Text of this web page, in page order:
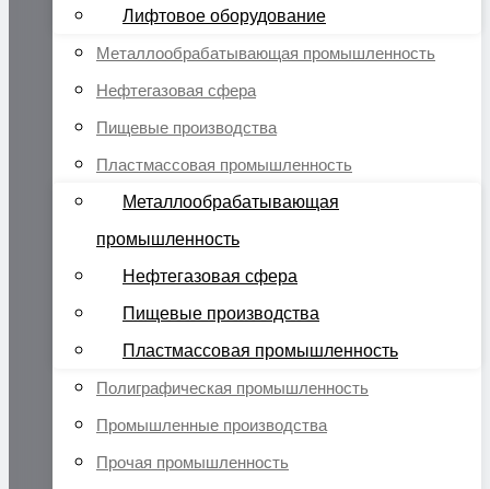
Лифтовое оборудование
Металлообрабатывающая промышленность
Нефтегазовая сфера
Пищевые производства
Пластмассовая промышленность
Металлообрабатывающая
промышленность
Нефтегазовая сфера
Пищевые производства
Пластмассовая промышленность
Полиграфическая промышленность
Промышленные производства
Прочая промышленность